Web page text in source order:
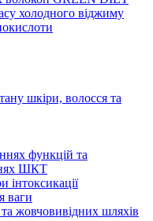
холодного віджиму
шкіри, волосся та
функцій та
ШКТ
інтоксикації
ваги
жовчовивідних шляхів